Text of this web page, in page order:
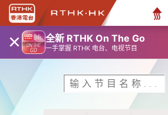
× 全新 RTHK On The Go
一手掌握 RTHK 电台、电视节目